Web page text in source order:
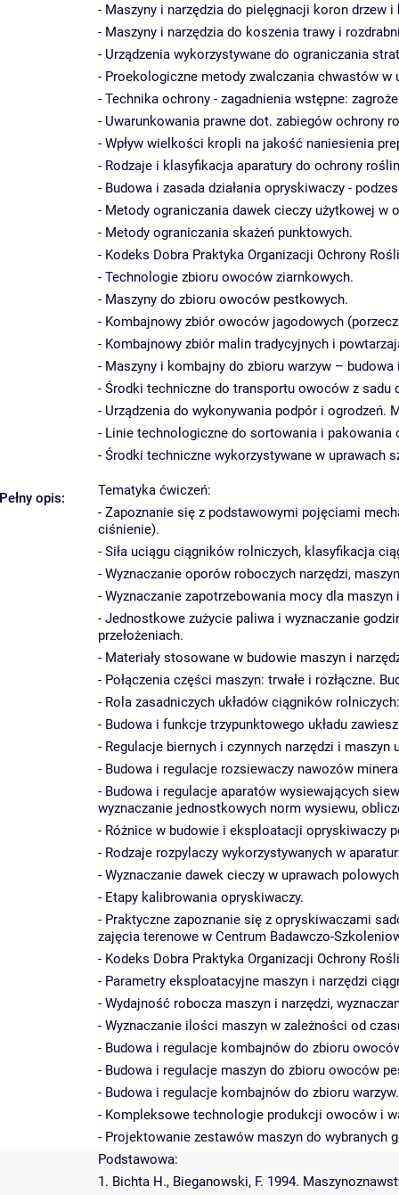
Pełny opis:
- Maszyny i narzędzia do pielęgnacji koron drzew
- Maszyny i narzędzia do koszenia trawy i
- Urządzenia wykorzystywane do ograniczania
- Proekologiczne metody zwalczania chwastów
- Technika ochrony - zagadnienia wstępne:
- Uwarunkowania prawne dot. zabiegów ochrony
- Wpływ wielkości kropli na jakość naniesienia
- Rodzaje i klasyfikacja aparatury do ochrony
- Budowa i zasada działania opryskiwaczy -
- Metody ograniczania dawek cieczy użytkowej w
- Metody ograniczania skażeń punktowych.
- Kodeks Dobra Praktyka Organizacji Ochrony
- Technologie zbioru owoców ziarnkowych.
- Maszyny do zbioru owoców pestkowych.
- Kombajnowy zbiór owoców jagodowych
- Kombajnowy zbiór malin tradycyjnych i
- Maszyny i kombajny do zbioru warzyw – budowa
- Środki techniczne do transportu owoców z sadu
- Urządzenia do wykonywania podpór i
- Linie technologiczne do sortowania i pakowania
- Środki techniczne wykorzystywane w uprawach
Tematyka ćwiczeń:
- Zapoznanie się z podstawowymi pojęciami
ciśnienie).
- Siła uciągu ciągników rolniczych, klasyfikacja
- Wyznaczanie oporów roboczych narzędzi,
- Wyznaczanie zapotrzebowania mocy dla
- Jednostkowe zużycie paliwa i wyznaczanie
przełożeniach.
- Materiały stosowane w budowie maszyn i
- Połączenia części maszyn: trwałe i rozłączne.
- Rola zasadniczych układów ciągników
- Budowa i funkcje trzypunktowego układu
- Regulacje biernych i czynnych narzędzi i maszyn
- Budowa i regulacje rozsiewaczy nawozów
- Budowa i regulacje aparatów wysiewających
wyznaczanie jednostkowych norm wysiewu,
- Różnice w budowie i eksploatacji opryskiwaczy
- Rodzaje rozpylaczy wykorzystywanych w
- Wyznaczanie dawek cieczy w uprawach
- Etapy kalibrowania opryskiwaczy.
- Praktyczne zapoznanie się z opryskiwaczami
zajęcia terenowe w Centrum Badawczo-
- Kodeks Dobra Praktyka Organizacji Ochrony
- Parametry eksploatacyjne maszyn i narzędzi
- Wydajność robocza maszyn i narzędzi,
- Wyznaczanie ilości maszyn w zależności od
- Budowa i regulacje kombajnów do zbioru
- Budowa i regulacje maszyn do zbioru owoców
- Budowa i regulacje kombajnów do zbioru warzyw.
- Kompleksowe technologie produkcji owoców i
- Projektowanie zestawów maszyn do wybranych
Podstawowa:
1. Bichta H., Bieganowski, F. 1994.